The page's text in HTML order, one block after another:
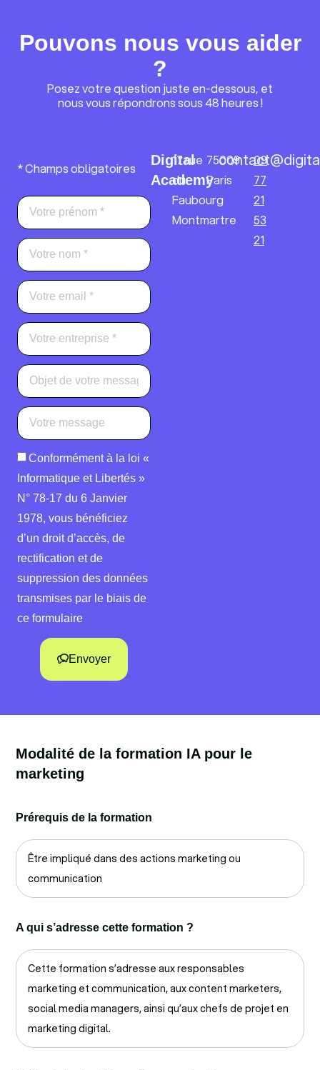
Pouvons nous vous aider
?
Posez votre question juste en-dessous, et
nous vous répondrons sous 48 heures !
Digital
Academy
17 rue
du
Faubourg
Montmartre
75009
Paris
09
77
21
53
21
* Champs obligatoires
Conformément à la loi «
Informatique et Libertés »
N° 78-17 du 6 Janvier
1978, vous bénéficiez
d’un droit d’accès, de
rectification et de
suppression des données
transmises par le biais de
ce formulaire
Envoyer
Modalité de la formation IA pour le
marketing
Prérequis de la formation
Être impliqué dans des actions marketing ou
communication
A qui s’adresse cette formation ?
Cette formation s’adresse aux responsables
marketing et communication, aux content marketers,
social media managers, ainsi qu’aux chefs de projet en
marketing digital.